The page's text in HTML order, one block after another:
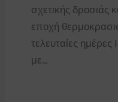
σχετικής δροσιάς
εποχή
τελευταίες
με…